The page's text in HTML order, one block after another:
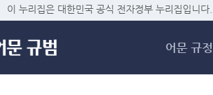
메
이 누리집은 대한민국 공식 전자정부 누리집입니다.
어문 규정